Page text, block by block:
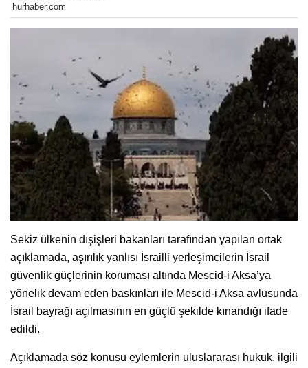
hurhaber.com
Sekiz ülkenin dışişleri bakanları tarafından yapılan ortak
açıklamada, aşırılık yanlısı İsrailli yerleşimcilerin İsrail
güvenlik güçlerinin koruması altında Mescid-i Aksa’ya
yönelik devam eden baskınları ile Mescid-i Aksa avlusunda
İsrail bayrağı açılmasının en güçlü şekilde kınandığı ifade
edildi.
Açıklamada söz konusu eylemlerin uluslararası hukuk, ilgili